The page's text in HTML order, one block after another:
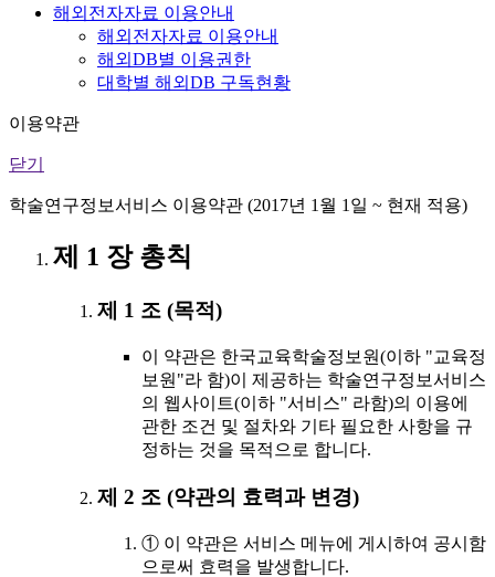
해외전자자료 이용안내
해외전자자료 이용안내
해외DB별 이용권한
대학별 해외DB 구독현황
이용약관
닫기
학술연구정보서비스 이용약관 (2017년 1월 1일 ~ 현재 적용)
제 1 장 총칙
제 1 조 (목적)
이 약관은 한국교육학술정보원(이하 "교육정
보원"라 함)이 제공하는 학술연구정보서비스
의 웹사이트(이하 "서비스" 라함)의 이용에
관한 조건 및 절차와 기타 필요한 사항을 규
정하는 것을 목적으로 합니다.
제 2 조 (약관의 효력과 변경)
① 이 약관은 서비스 메뉴에 게시하여 공시함
으로써 효력을 발생합니다.